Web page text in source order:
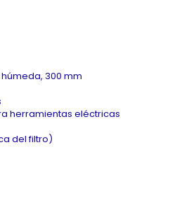
300 mm
herramientas eléctricas
del filtro)